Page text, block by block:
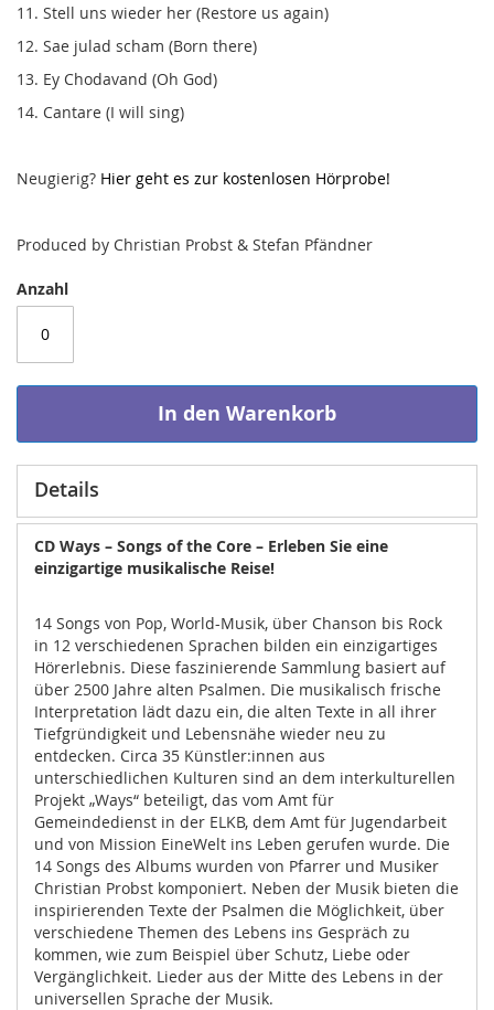
11. Stell uns wieder her (Restore us again)
12. Sae julad scham (Born there)
13. Ey Chodavand (Oh God)
14. Cantare (I will sing)
Neugierig? Hier geht es zur kostenlosen Hörprobe!
Produced by Christian Probst & Stefan Pfändner
Anzahl
In den Warenkorb
Details
CD Ways – Songs of the Core – Erleben Sie eine
einzigartige musikalische Reise!
14 Songs von Pop, World-Musik, über Chanson bis Rock
in 12 verschiedenen Sprachen bilden ein einzigartiges
Hörerlebnis. Diese faszinierende Sammlung basiert auf
über 2500 Jahre alten Psalmen. Die musikalisch frische
Interpretation lädt dazu ein, die alten Texte in all ihrer
Tiefgründigkeit und Lebensnähe wieder neu zu
entdecken. Circa 35 Künstler:innen aus
unterschiedlichen Kulturen sind an dem interkulturellen
Projekt „Ways“ beteiligt, das vom Amt für
Gemeindedienst in der ELKB, dem Amt für Jugendarbeit
und von Mission EineWelt ins Leben gerufen wurde. Die
14 Songs des Albums wurden von Pfarrer und Musiker
Christian Probst komponiert. Neben der Musik bieten die
inspirierenden Texte der Psalmen die Möglichkeit, über
verschiedene Themen des Lebens ins Gespräch zu
kommen, wie zum Beispiel über Schutz, Liebe oder
Vergänglichkeit. Lieder aus der Mitte des Lebens in der
universellen Sprache der Musik.